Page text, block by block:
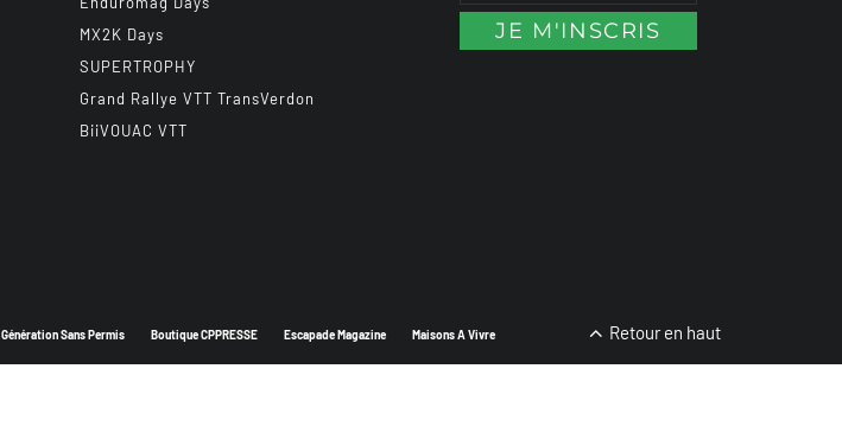
MX2K Days
SUPERTROPHY
Grand Rallye VTT TransVerdon
BiiVOUAC VTT
Génération Sans Permis Boutique CPPRESSE Escapade Magazine Maisons A Vivre Retour en haut